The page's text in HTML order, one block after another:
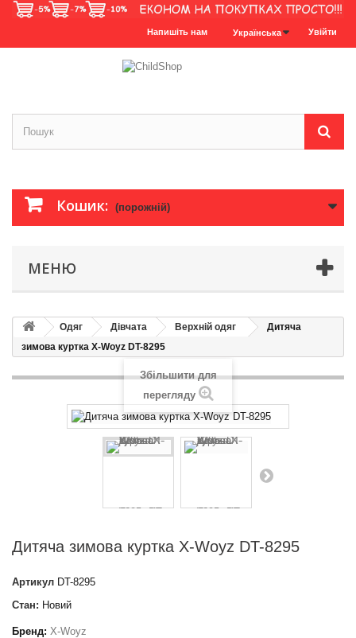
Увійти
Українська
Напишіть нам
Кошик: (порожній)
МЕНЮ
Одяг Дівчата Верхній одяг
Дитяча
зимова куртка X-Woyz DT-8295
Збільшити для
перегляду
Дитяча зимова куртка X-Woyz DT-8295
Артикул DT-8295
Стан: Новий
Бренд: X-Woyz